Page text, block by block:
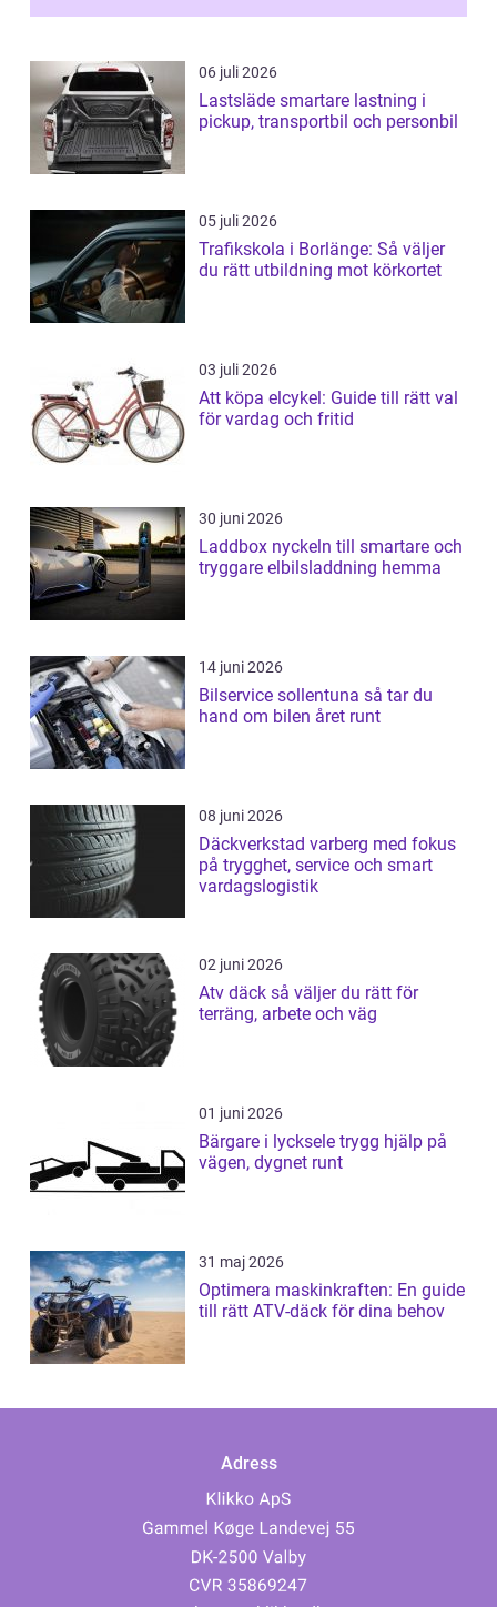
06 juli 2026
Lastsläde smartare lastning i
pickup, transportbil och personbil
05 juli 2026
Trafikskola i Borlänge: Så väljer
du rätt utbildning mot körkortet
03 juli 2026
Att köpa elcykel: Guide till rätt val
för vardag och fritid
30 juni 2026
Laddbox nyckeln till smartare och
tryggare elbilsladdning hemma
14 juni 2026
Bilservice sollentuna så tar du
hand om bilen året runt
08 juni 2026
Däckverkstad varberg med fokus
på trygghet, service och smart
vardagslogistik
02 juni 2026
Atv däck så väljer du rätt för
terräng, arbete och väg
01 juni 2026
Bärgare i lycksele trygg hjälp på
vägen, dygnet runt
31 maj 2026
Optimera maskinkraften: En guide
till rätt ATV-däck för dina behov
Adress